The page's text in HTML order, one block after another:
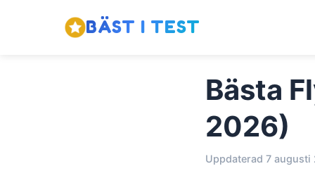
BÄST I TEST
Bästa
2026)
Uppdaterad 7